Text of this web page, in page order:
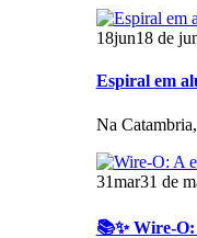
18jun18 de
Espiral em
Na
31mar31 de
📚✨ Wire-